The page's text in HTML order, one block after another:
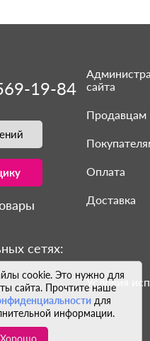
cookie. Это нужно для
сайта. Прочтите наше
для
информации.
Хорошо
19-84
сетях:
сайта
Продавцам
Оплата
Доставка
Условия